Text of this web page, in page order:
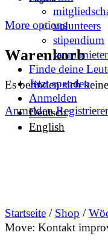
More options
Warenkorb
Es befinden sich
Anmelden
volunteers
stipendium
raum
Finde deine
Jetzt spenden
Anmelden
Deutsch
English
Startseite / Shop /
Move: Kontakt